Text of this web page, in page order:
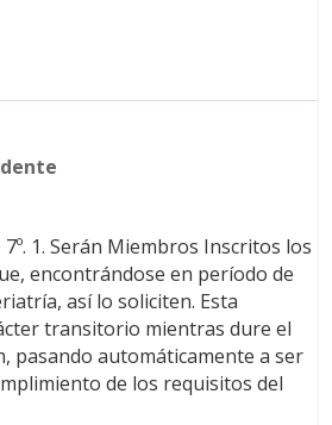
1. Serán Miembros Inscritos los
encontrándose en período de
así lo soliciten. Esta
transitorio mientras dure el
pasando automáticamente a ser
de los requisitos del